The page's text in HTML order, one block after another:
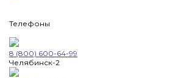
Телефоны
8 (800) 600-64-99
Челябинск-2